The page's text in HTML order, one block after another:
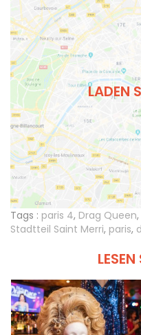
LADEN
Tags : paris 4, Drag Queen,
Stadtteil Saint Merri, paris,